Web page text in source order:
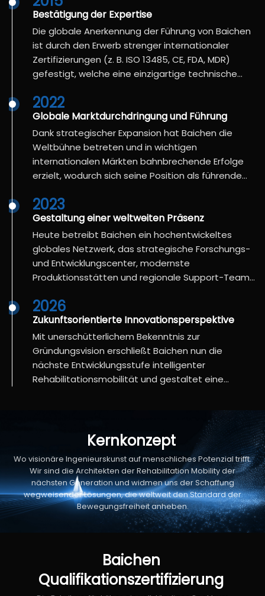
Bestätigung der Expertise
Die globale Anerkennung der Führung von Baichen
ist durch den Erwerb strenger internationaler
Zertifizierungen (z. B. ISO 13485, CE, FDA, MDR)
gefestigt, welche eine einzigartige technische
2022
Globale Marktdurchdringung und Führung
Dank strategischer Expansion hat Baichen die
Weltbühne betreten und in wichtigen
internationalen Märkten bahnbrechende Erfolge
erzielt, wodurch sich seine Position als führende
Rehabilitationsmobilität gefestigt hat.
2023
Gestaltung einer weltweiten Präsenz
Heute betreibt Baichen ein hochentwickeltes
globales Netzwerk, das strategische Forschungs-
und Entwicklungscenter, modernste
Produktionsstätten und regionale Support-Teams
Lösungen.
2026
Zukunftsorientierte Innovationsperspektive
Mit unerschütterlichem Bekenntnis zur
Gründungsvision erschließt Baichen nun die
nächste Entwicklungsstufe intelligenter
Rehabilitationsmobilität und gestaltet eine
fortschrittliche, integrierte Technologien und
Kernkonzept
Wo visionäre Ingenieurskunst auf menschliches Potenzial trifft.
Wir sind die Architekten der Rehabilitation Mobility der
nächsten Generation und widmen uns der Schaffung
wegweisender Lösungen, die weltweit den Standard der
Bewegungsfreiheit anheben.
Baichen
Qualifikationszertifizierung